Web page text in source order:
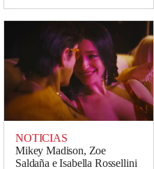
NOTICIAS
Mikey Madison, Zoe
Saldaña e Isabella Rossellini